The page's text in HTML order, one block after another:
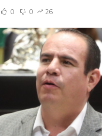
0 0 26